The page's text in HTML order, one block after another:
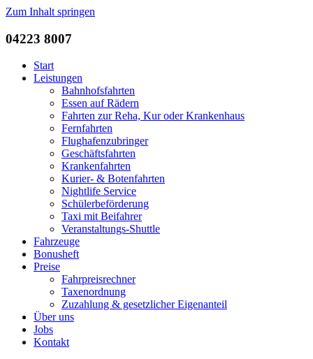
Zum Inhalt springen
04223 8007
Start
Leistungen
Bahnhofsfahrten
Essen auf Rädern
Fahrten zur Reha, Kur oder Krankenhaus
Fernfahrten
Flughafenzubringer
Geschäftsfahrten
Krankenfahrten
Kurier- & Botenfahrten
Nightlife Service
Schülerbeförderung
Taxi mit Beifahrer
Veranstaltungs-Shuttle
Fahrzeuge
Bonusheft
Preise
Fahrpreisrechner
Taxenordnung
Zuzahlung & gesetzlicher Eigenanteil
Über uns
Jobs
Kontakt